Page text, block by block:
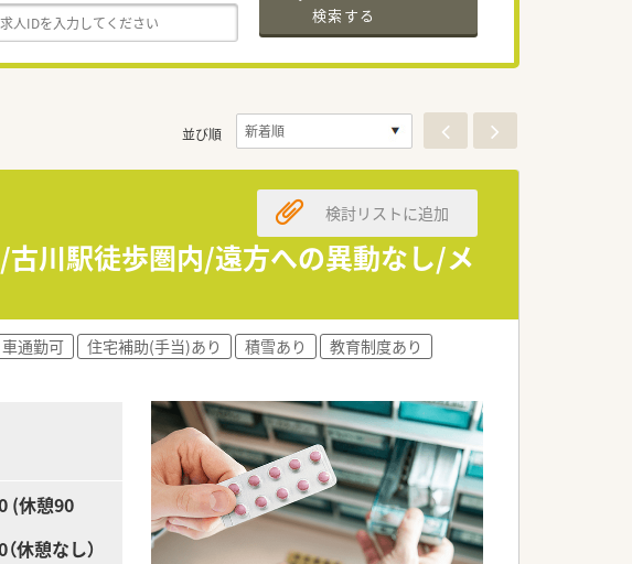
検索する
並び順
川駅徒歩圏内/遠方への異動なし/メ
検討リストに追加
車通勤可 住宅補助(手当)あり 積雪あり
教育制度あり
(休憩90
憩なし）